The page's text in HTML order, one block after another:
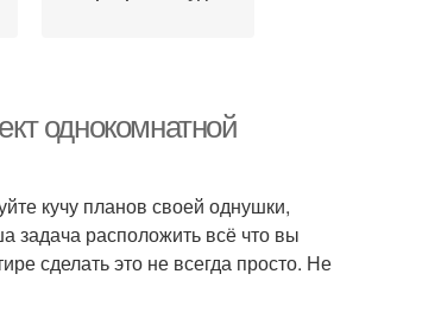
однокомнатной
кучу планов своей однушки,
задача расположить всё что вы
сделать это не всегда просто. Не